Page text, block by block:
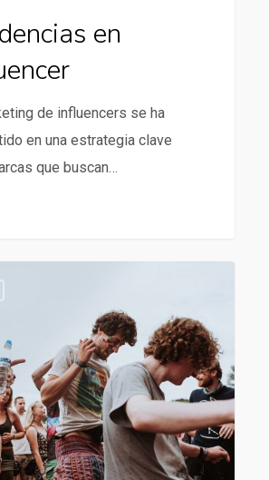
en
de influencers se ha
en una estrategia clave
que buscan…